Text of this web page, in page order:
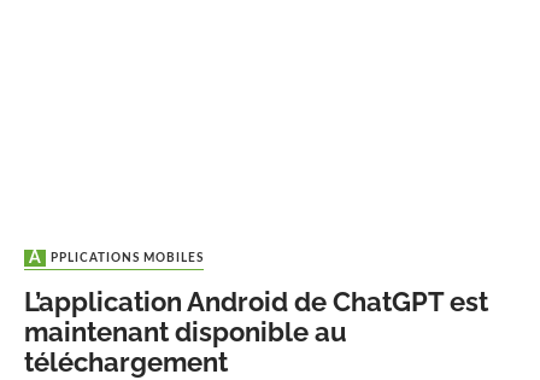
APPLICATIONS MOBILES
L’application Android de ChatGPT est
maintenant disponible au
téléchargement